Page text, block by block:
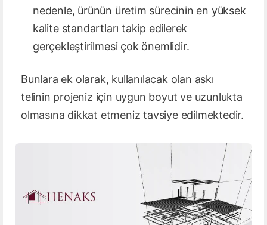
nedenle, ürünün üretim sürecinin en yüksek
kalite standartları takip edilerek
gerçekleştirilmesi çok önemlidir.
Bunlara ek olarak, kullanılacak olan askı
telinin projeniz için uygun boyut ve uzunlukta
olmasına dikkat etmeniz tavsiye edilmektedir.